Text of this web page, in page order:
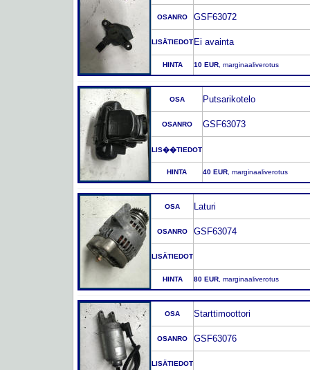
OSANRO GSF63072
LISÄTIEDOT Ei avainta
HINTA 10 EUR , marginaaliverotus
OSA Putsarikotelo
OSANRO GSF63073
LIS��TIEDOT
HINTA 40 EUR , marginaaliverotus
OSA Laturi
OSANRO GSF63074
LISÄTIEDOT
HINTA 80 EUR , marginaaliverotus
OSA Starttimoottori
OSANRO GSF63076
LISÄTIEDOT